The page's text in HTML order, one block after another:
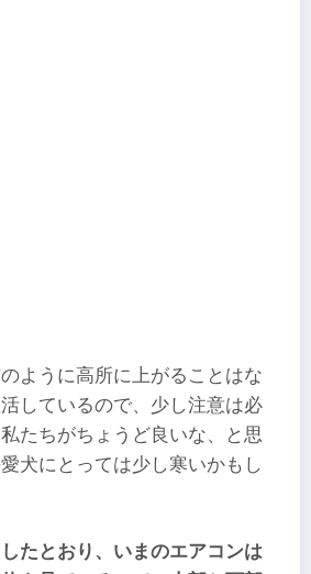
ように高所に上がることはな
しているので、少し注意は必
たちがちょうど良いな、と思
犬にとっては少し寒いかもし
したとおり、いまのエアコンは